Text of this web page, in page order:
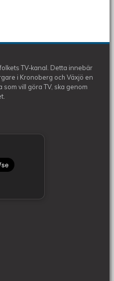
TV-kanal. Detta innebär
i Kronoberg och Växjö en
vill göra TV, ska genom